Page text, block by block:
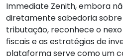
Immediate Zenith, embora
diretamente sabedoria
tributação, reconhece o
fiscais e as estratégias de
plataforma serve como um